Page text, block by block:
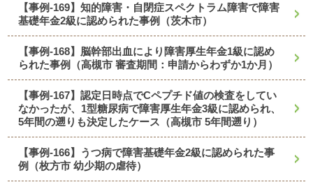
【事例-169】知的障害・自閉症スペクトラム障害で障害
基礎年金2級に認められた事例（茨木市）
【事例-168】脳幹部出血により障害厚生年金1級に認め
られた事例（高槻市 審査期間：申請からわずか1か月）
【事例-167】認定日時点でCペプチド値の検査をしてい
なかったが、1型糖尿病で障害厚生年金3級に認められ、
5年間の遡りも決定したケース（高槻市 5年間遡り）
【事例-166】うつ病で障害基礎年金2級に認められた事
例（枚方市 幼少期の虐待）